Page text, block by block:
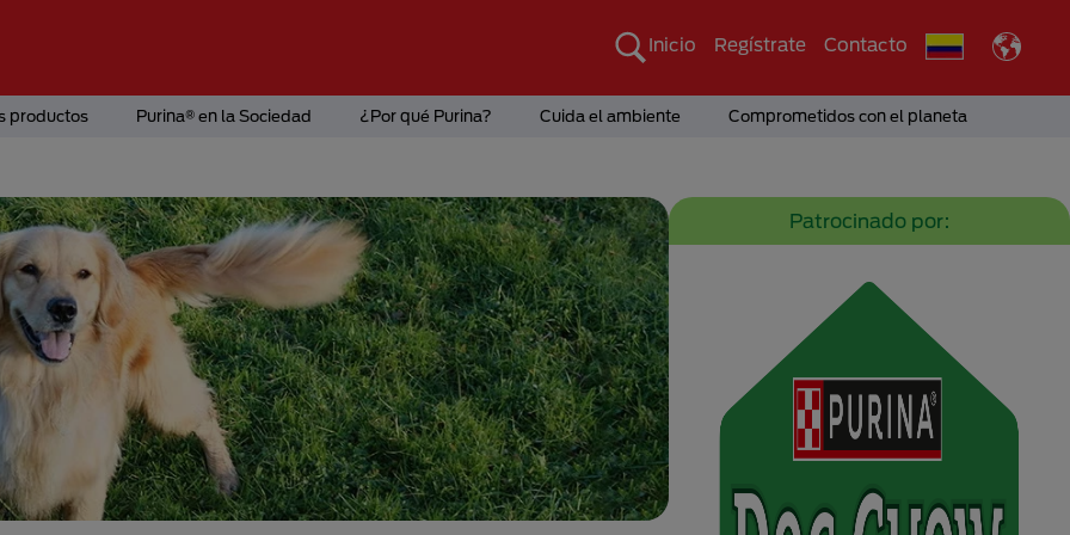
Inicio Regístrate Contacto
productos Purina® en la Sociedad ¿Por qué Purina? Cuida el ambiente Comprometidos con el planeta
Patrocinado por: